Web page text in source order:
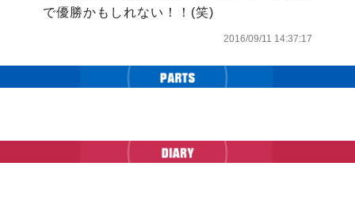
で優勝かもしれない！！(笑)
2016/09/11 14:37:17